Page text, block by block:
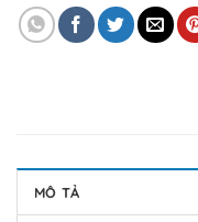
MÔ TẢ